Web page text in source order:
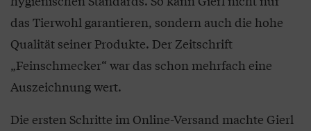
das Tierwohl garantieren, sondern auch die hohe
Qualität seiner Produkte. Der Zeitschrift
„Feinschmecker“ war das schon mehrfach eine
Auszeichnung wert.
Die ersten Schritte im Online-Versand machte Gierl